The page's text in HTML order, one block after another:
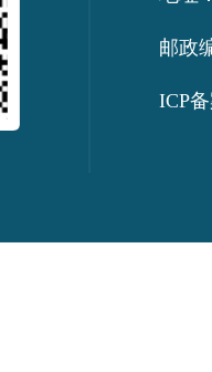
邮政
ICP